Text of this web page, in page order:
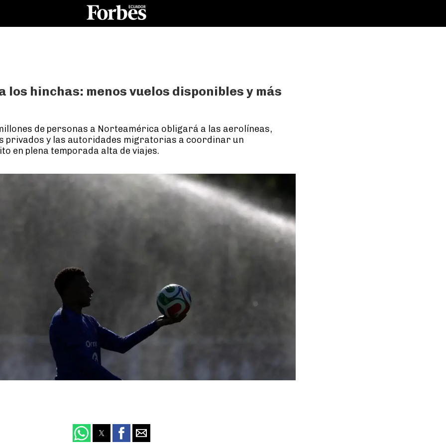
los hinchas: menos vuelos disponibles y más
de personas a Norteamérica obligará a las aerolíneas,
privados y las autoridades migratorias a coordinar un
en plena temporada alta de viajes.